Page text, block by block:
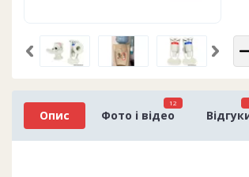
Опис
12
Фото і відео